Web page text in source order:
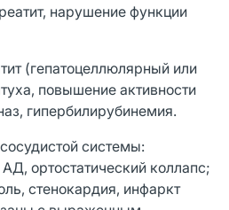
нарушение функции
(гепатоцеллюлярный или
повышение активности
гипербилирубинемия.
системы:
ортостатический коллапс;
стенокардия, инфаркт